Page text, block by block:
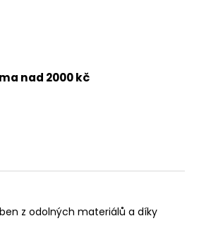
nad 2000 kč
z odolných materiálů a díky